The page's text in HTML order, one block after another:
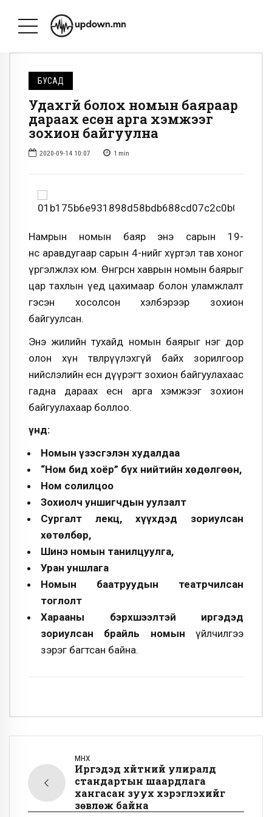
БУСАД
Удахгүй болох номын баяраар
дараах есөн арга хэмжээг
зохион байгуулна
2020-09-14 10:07 1 min
Намрын номын баяр энэ сарын 19-
нөөс аравдугаар сарын 4-нийг хүртэл тав хоног
үргэлжлэх юм. Өнгөрсөн хаврын номын баярыг
цар тахлын үед цахимаар болон уламжлалт
гэсэн хосолсон хэлбэрээр зохион
байгуулсан.
Энэ жилийн тухайд номын баярыг нэг дор
олон хүн төвлөрүүлэхгүй байх зорилгоор
нийслэлийн есөн дүүрэгт зохион байгуулахаас
гадна дараах есөн арга хэмжээг зохион
байгуулахаар боллоо.
Үүнд:
Номын үзэсгэлэн худалдаа
“Ном бид хоёр” бүх нийтийн хөдөлгөөн,
Ном солилцоо
Зохиолч уншигчдын уулзалт
Сургалт лекц, хүүхдэд зориулсан
хөтөлбөр,
Шинэ номын танилцуулга,
Уран уншлага
Номын баатруудын театрчилсан
тоглолт
Харааны бэрхшээлтэй иргэдэд
зориулсан брайль номын үйлчилгээ
зэрэг багтсан байна.
ӨМНӨХ
Иргэдэд хүйтний улиралд
стандартын шаардлага
хангасан зуух хэрэглэхийг
зөвлөж байна